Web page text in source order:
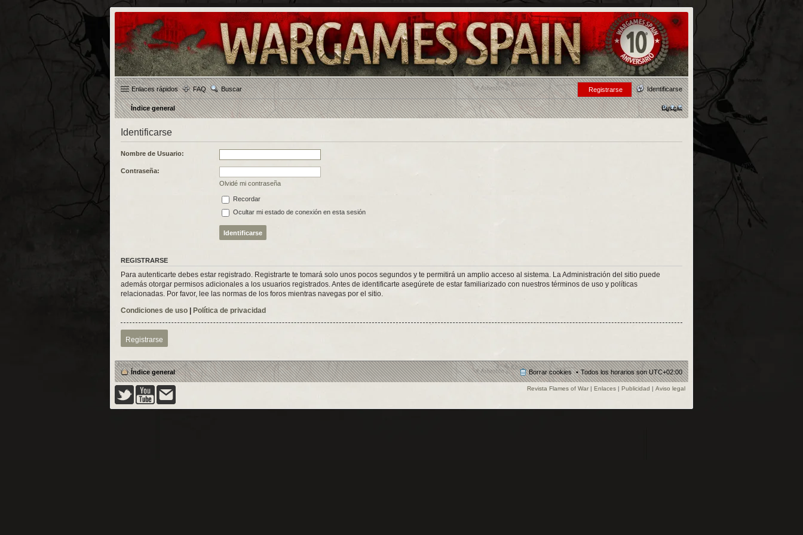
Enlaces rápidos FAQ Buscar Identificarse
Registrarse
Índice general Buscar
Identificarse
Nombre de Usuario:
Contraseña:
Olvidé mi contraseña
Recordar
Ocultar mi estado de conexión en esta sesión
REGISTRARSE
Para autenticarte debes estar registrado. Registrarte te tomará solo unos pocos segundos y te permitirá un amplio acceso al sistema. La Administración del sitio puede
además otorgar permisos adicionales a los usuarios registrados. Antes de identificarte asegúrete de estar familiarizado con nuestros términos de uso y políticas
relacionadas. Por favor, lee las normas de los foros mientras navegas por el sitio.
Condiciones de uso | Política de privacidad
Registrarse
Índice general Todos los horarios sonUTC+02:00
Borrar cookies
Revista Flames of War | Enlaces | Publicidad | Aviso legal